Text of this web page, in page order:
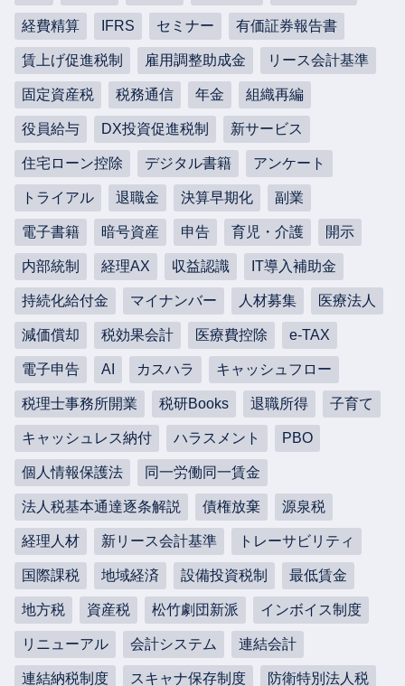
経費精算 IFRS セミナー 有価証券報告書
賃上げ促進税制 雇用調整助成金 リース会計基準
固定資産税 税務通信 年金 組織再編
役員給与 DX投資促進税制 新サービス
住宅ローン控除 デジタル書籍 アンケート
トライアル 退職金 決算早期化 副業
電子書籍 暗号資産 申告 育児・介護 開示
内部統制 経理AX 収益認識 IT導入補助金
持続化給付金 マイナンバー 人材募集 医療法人
減価償却 税効果会計 医療費控除 e-TAX
電子申告 AI カスハラ キャッシュフロー
税理士事務所開業 税研Books 退職所得 子育て
キャッシュレス納付 ハラスメント PBO
個人情報保護法 同一労働同一賃金
法人税基本通達逐条解説 債権放棄 源泉税
経理人材 新リース会計基準 トレーサビリティ
国際課税 地域経済 設備投資税制 最低賃金
地方税 資産税 松竹劇団新派 インボイス制度
リニューアル 会計システム 連結会計
連結納税制度 スキャナ保存制度 防衛特別法人税